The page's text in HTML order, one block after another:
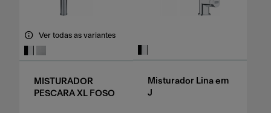
Ver todas as variantes
MISTURADOR
PESCARA XL FOSO
Misturador Lina em
J